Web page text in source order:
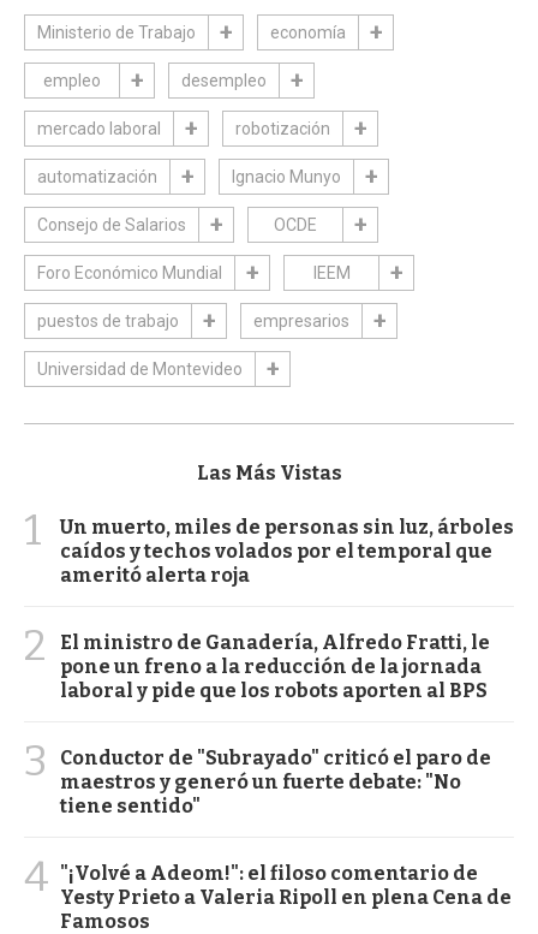
Ministerio de Trabajo economía
empleo desempleo
mercado laboral robotización
automatización Ignacio Munyo
Consejo de Salarios OCDE
Foro Económico Mundial IEEM
puestos de trabajo empresarios
Universidad de Montevideo
Las Más Vistas
1
Un muerto, miles de personas sin luz, árboles
caídos y techos volados por el temporal que
ameritó alerta roja
2
El ministro de Ganadería, Alfredo Fratti, le
pone un freno a la reducción de la jornada
laboral y pide que los robots aporten al BPS
3
Conductor de "Subrayado" criticó el paro de
maestros y generó un fuerte debate: "No
tiene sentido"
4 "¡Volvé a Adeom!": el filoso comentario de
Yesty Prieto a Valeria Ripoll en plena Cena de
Famosos